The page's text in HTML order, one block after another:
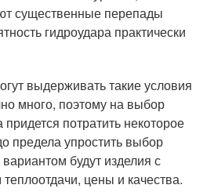
существенные перепады
гидроудара практически
выдерживать такие условия
много, поэтому на выбор
потратить некоторое
предела упростить выбор
будут изделия с
цены и качества.